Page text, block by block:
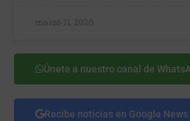
marzo 11, 2020
Únete a nuestro canal de
Recibe noticias en Google News